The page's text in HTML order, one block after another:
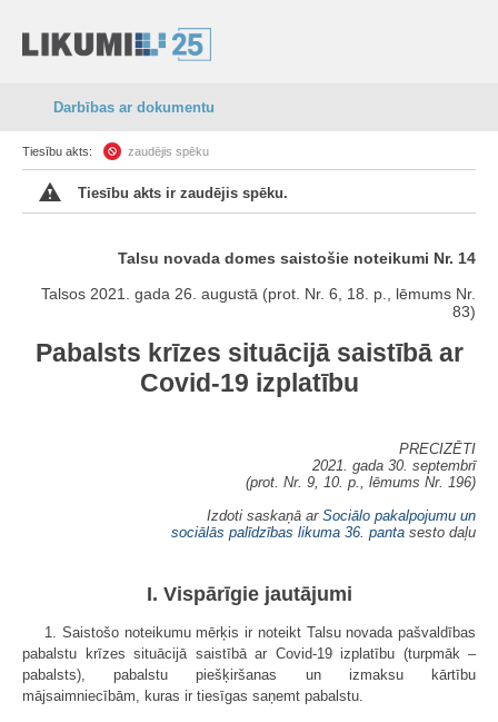
Darbības ar dokumentu
Tiesību akts: zaudējis spēku
Tiesību akts ir zaudējis spēku.
Talsu novada domes saistošie noteikumi Nr. 14
Talsos 2021. gada 26. augustā (prot. Nr. 6, 18. p., lēmums Nr.
83)
Pabalsts krīzes situācijā saistībā ar
Covid-19 izplatību
PRECIZĒTI
2021. gada 30. septembrī
(prot. Nr. 9, 10. p., lēmums Nr. 196)
Izdoti saskaņā ar Sociālo pakalpojumu un
sociālās palīdzības likuma 36. panta sesto daļu
I. Vispārīgie jautājumi
1. Saistošo noteikumu mērķis ir noteikt Talsu novada pašvaldības
pabalstu krīzes situācijā saistībā ar Covid-19 izplatību (turpmāk –
pabalsts), pabalstu piešķiršanas un izmaksu kārtību
mājsaimniecībām, kuras ir tiesīgas saņemt pabalstu.